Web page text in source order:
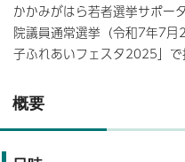
かかみがはら若者選挙サポー
院議員通常選挙（令和7年7
子ふれあいフェスタ2025」で
概要